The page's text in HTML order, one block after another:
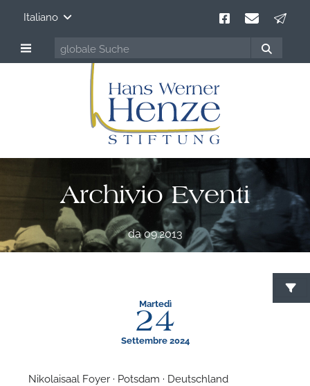
Italiano
Archivio Eventi
da 09.2013
Martedì
24
Settembre 2024
Nikolaisaal Foyer · Potsdam · Deutschland